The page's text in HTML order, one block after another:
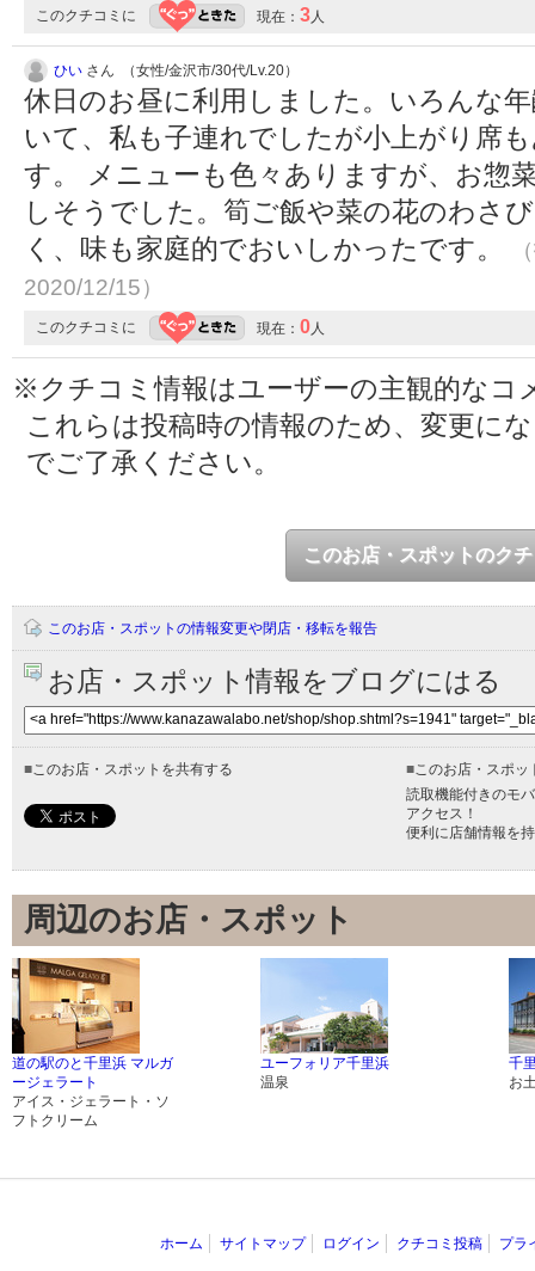
このクチコミに 現在： 3 人
ひい さん （女性/金沢市/30代/Lv.20）
休日のお昼に利用しました。いろんな
いて、私も子連れでしたが小上がり席
す。 メニューも色々ありますが、お惣
しそうでした。筍ご飯や菜の花のわさ
く、味も家庭的でおいしかったです。
2020/12/15）
このクチコミに 現在： 0 人
※クチコミ情報はユーザーの主観的なコ
これらは投稿時の情報のため、変更に
でご了承ください。
このお店・スポットのク
このお店・スポットの情報変更や閉店・移転を報告
お店・スポット情報をブログにはる
■ このお店・スポットを共有する ■ このお店・スポ
読取機能付きのモ
アクセス！
便利に店舗情報を
周辺のお店・スポット
道の駅のと千里浜 マルガ
ージェラート
アイス・ジェラート・ソ
フトクリーム
ユーフォリア千里浜
温泉
千
お
ホーム サイトマップ ログイン クチコミ投稿 プラ